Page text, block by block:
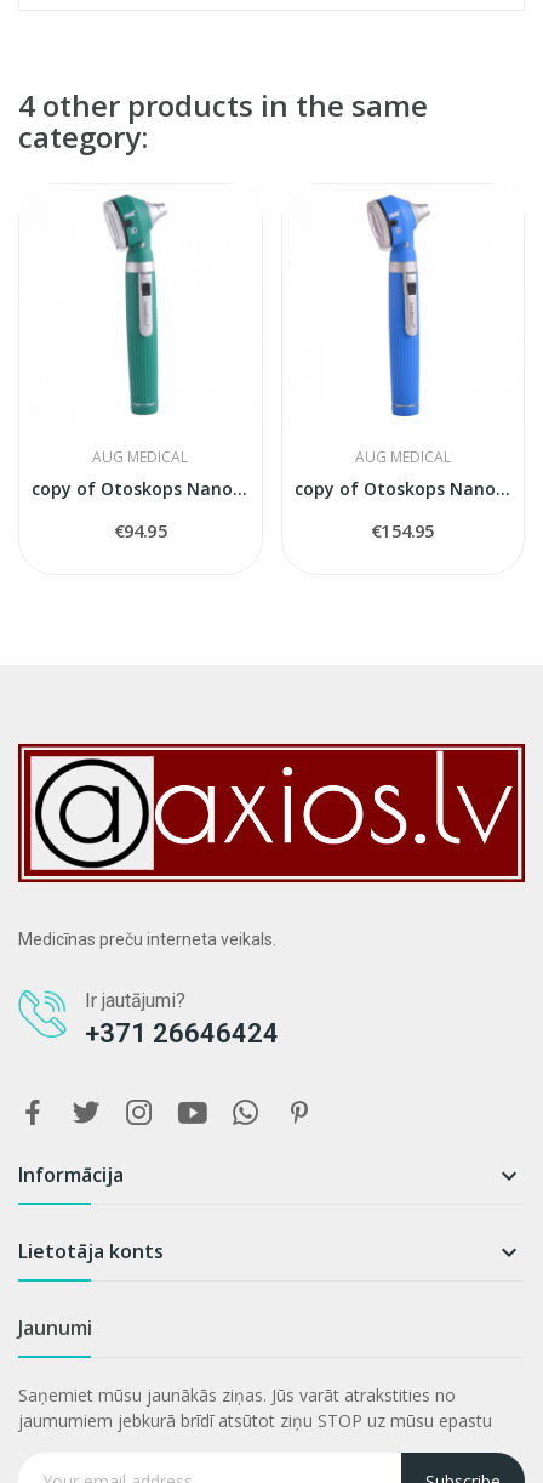
4 other products in the same
category:
AUG MEDICAL
copy of Otoskops Nanoskop balts
€94.95
AUG MEDICAL
copy of Otoskops Nanoskop balts
€154.95
Medicīnas preču interneta veikals.
Ir jautājumi?
+371 26646424
Informācija 
Lietotāja konts 
Jaunumi
Saņemiet mūsu jaunākās ziņas. Jūs varāt atrakstities no
jaumumiem jebkurā brīdī atsūtot ziņu STOP uz mūsu epastu